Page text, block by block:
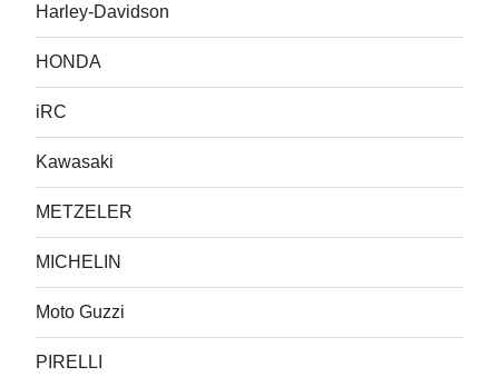
Harley-Davidson
HONDA
iRC
Kawasaki
METZELER
MICHELIN
Moto Guzzi
PIRELLI